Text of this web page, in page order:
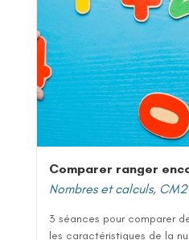
Nombres et calculs, CM2
3 séances pour comparer
les caractéristiques de la